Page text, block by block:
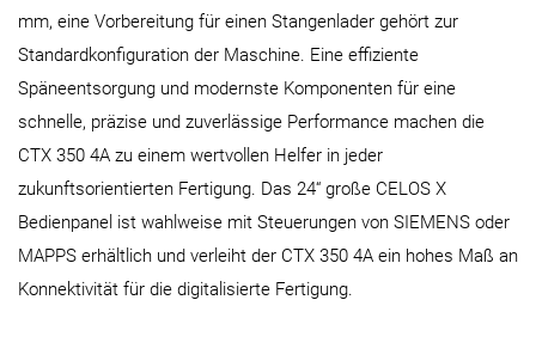
mm, eine Vorbereitung für einen Stangenlader gehört zur
Standardkonfiguration der Maschine. Eine effiziente
Späneentsorgung und modernste Komponenten für eine
schnelle, präzise und zuverlässige Performance machen die
CTX 350 4A zu einem wertvollen Helfer in jeder
zukunftsorientierten Fertigung. Das 24“ große CELOS X
Bedienpanel ist wahlweise mit Steuerungen von SIEMENS oder
MAPPS erhältlich und verleiht der CTX 350 4A ein hohes Maß an
Konnektivität für die digitalisierte Fertigung.